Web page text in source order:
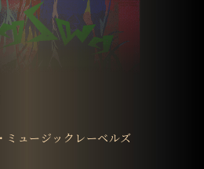
ミュージックレーベルズ